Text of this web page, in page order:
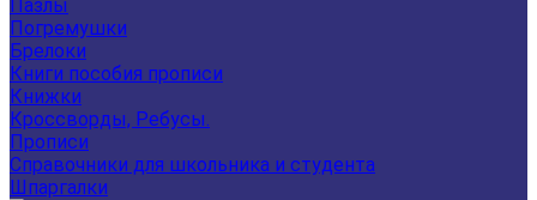
Пазлы
Погремушки
Брелоки
Книги пособия прописи
Книжки
Кроссворды, Ребусы.
Прописи
Справочники для школьника и студента
Шпаргалки